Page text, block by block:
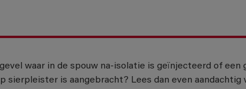
waar in de spouw na-isolatie is geïnjecteerd of een
sierpleister is aangebracht? Lees dan even aandachtig